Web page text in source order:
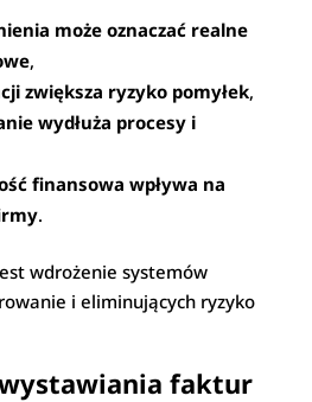
może oznaczać realne
,
zwiększa ryzyko pomyłek,
wydłuża procesy i
finansowa wpływa na
.
wdrożenie systemów
i eliminujących ryzyko
faktur